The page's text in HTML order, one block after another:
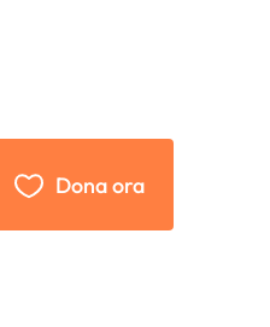
Dona ora